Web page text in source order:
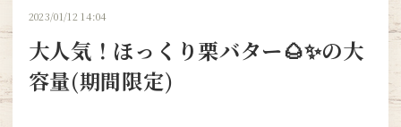
大人気！ほっくり栗バター🌰✨の大
容量(期間限定)
2023/01/12 14:04